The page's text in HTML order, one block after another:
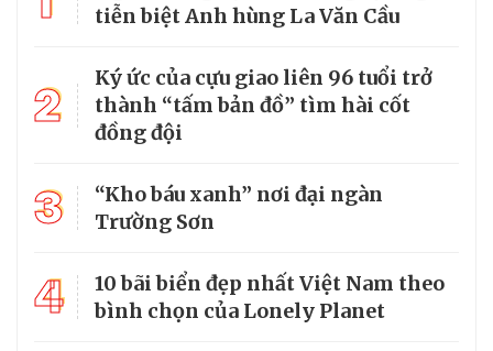
tiễn biệt Anh hùng La Văn Cầu
2
Ký ức của cựu giao liên 96 tuổi trở
thành “tấm bản đồ” tìm hài cốt
đồng đội
3
“Kho báu xanh” nơi đại ngàn
Trường Sơn
4
10 bãi biển đẹp nhất Việt Nam theo
bình chọn của Lonely Planet